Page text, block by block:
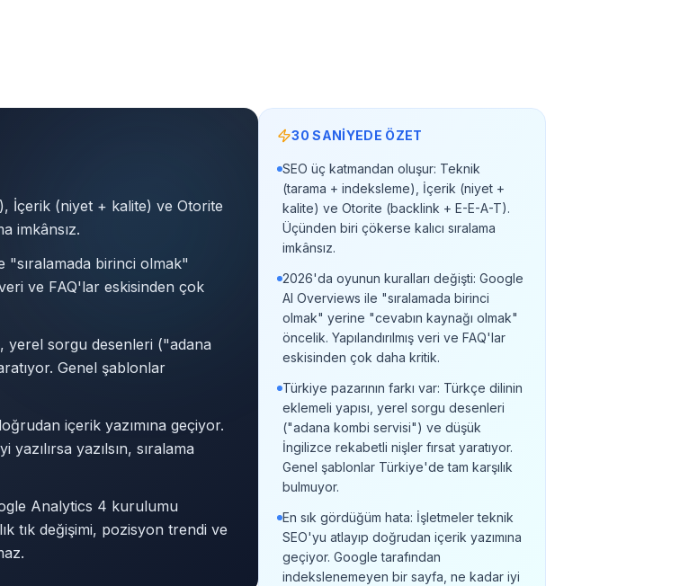
İçerik (niyet + kalite) ve Otorite
imkânsız.
"sıralamada birinci olmak"
ve FAQ'lar eskisinden çok
yerel sorgu desenleri ("adana
Genel şablonlar
içerik yazımına geçiyor.
yazılsın, sıralama
Analytics 4 kurulumu
tık değişimi, pozisyon trendi ve
+ indeksleme), İçerik (niyet + kalite) ve Otorite (backlink + E-E-A-T). Üçünden biri çökerse
30 SANİYEDE ÖZET
SEO üç katmandan oluşur: Teknik
(tarama + indeksleme), İçerik (niyet +
kalite) ve Otorite (backlink + E-E-A-T).
Üçünden biri çökerse kalıcı sıralama
imkânsız.
2026'da oyunun kuralları değişti: Google
AI Overviews ile "sıralamada birinci
olmak" yerine "cevabın kaynağı olmak"
öncelik. Yapılandırılmış veri ve FAQ'lar
eskisinden çok daha kritik.
Türkiye pazarının farkı var: Türkçe dilinin
eklemeli yapısı, yerel sorgu desenleri
("adana kombi servisi") ve düşük
İngilizce rekabetli nişler fırsat yaratıyor.
Genel şablonlar Türkiye'de tam karşılık
bulmuyor.
En sık gördüğüm hata: İşletmeler teknik
SEO'yu atlayıp doğrudan içerik yazımına
geçiyor. Google tarafından
indekslenemeyen bir sayfa, ne kadar iyi